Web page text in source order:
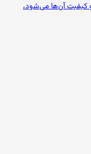
کیفیت آن‌ها می‌شود،